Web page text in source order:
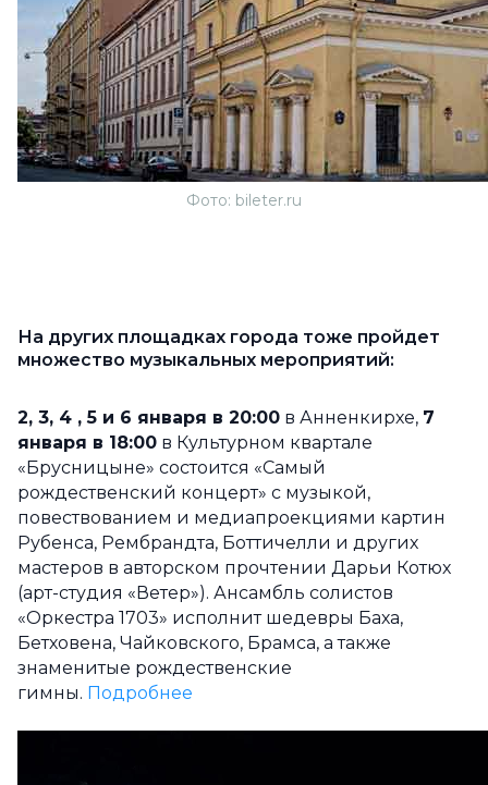
Фото: bileter.ru
На других площадках города тоже пройдет
множество музыкальных мероприятий:
2, 3, 4 , 5 и 6 января в 20:00 в Анненкирхе, 7
января в 18:00 в Культурном квартале
«Брусницыне» состоится «Самый
рождественский концерт» с музыкой,
повествованием и медиапроекциями картин
Рубенса, Рембрандта, Боттичелли и других
мастеров в авторском прочтении Дарьи Котюх
(арт-студия «Ветер»). Ансамбль солистов
«Оркестра 1703» исполнит шедевры Баха,
Бетховена, Чайковского, Брамса, а также
знаменитые рождественские
гимны. Подробнее